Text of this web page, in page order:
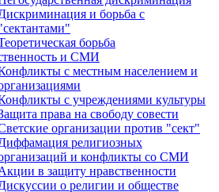
и борьба с
борьба
и СМИ
с местным населением и
с учреждениями культуры
права на свободу совести
организации против "сект"
религиозных
и конфликты со СМИ
в защиту нравственности
о религии и обществе